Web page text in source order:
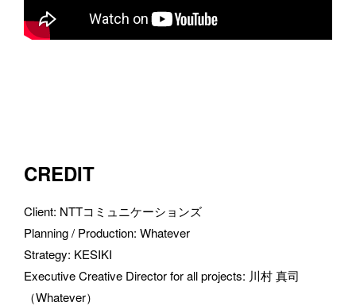
CREDIT
Client: NTTコミュニケーションズ
Planning / Production: Whatever
Strategy: KESIKI
Executive Creative Director for all projects: 川村 真司
（Whatever）